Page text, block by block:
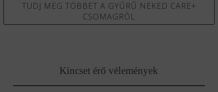
TUDJ MEG TÖBBET A GYŰRŰ NEKED CARE+
CSOMAGRÓL
Kincset érő vélemények